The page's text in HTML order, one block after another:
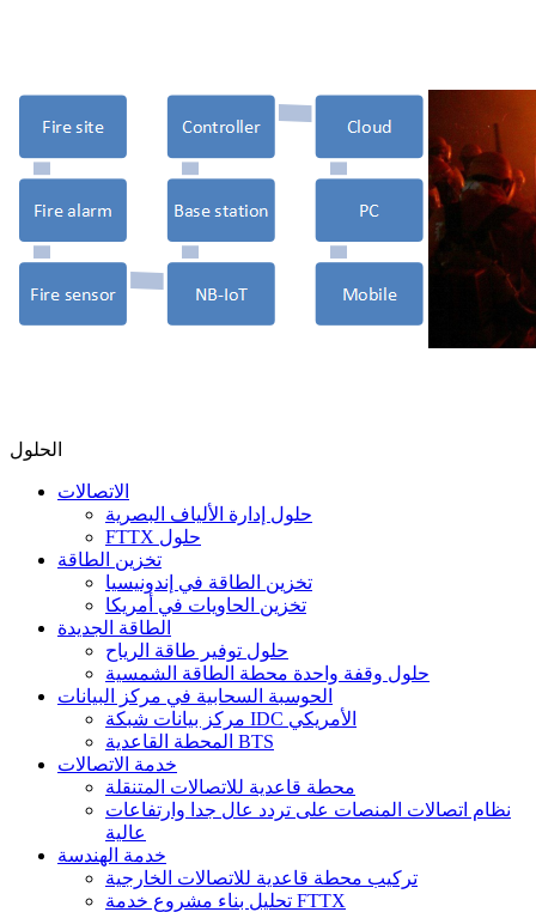
الحلول
الاتصالات
حلول إدارة الألياف البصرية
FTTX حلول
تخزين الطاقة
تخزين الطاقة في إندونيسيا
تخزين الحاويات في أمريكا
الطاقة الجديدة
حلول توفير طاقة الرياح
حلول وقفة واحدة محطة الطاقة الشمسية
الحوسبة السحابية في مركز البيانات
مركز بيانات شبكة IDC الأمريكي
المحطة القاعدية BTS
خدمة الاتصالات
محطة قاعدية للاتصالات المتنقلة
نظام اتصالات المنصات على تردد عال جدا وارتفاعات
عالية
خدمة الهندسة
تركيب محطة قاعدية للاتصالات الخارجية
تحليل بناء مشروع خدمة FTTX